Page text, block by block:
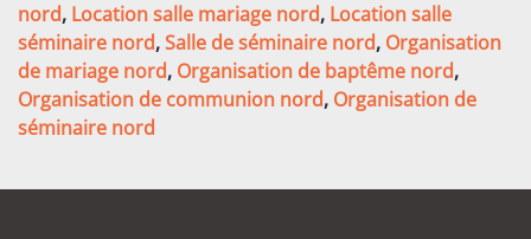
nord, Location salle mariage nord, Location salle
séminaire nord,Salle de séminaire nord, Organisation
de mariage nord, Organisation de baptême nord,
Organisation de communion nord, Organisation de
séminaire nord